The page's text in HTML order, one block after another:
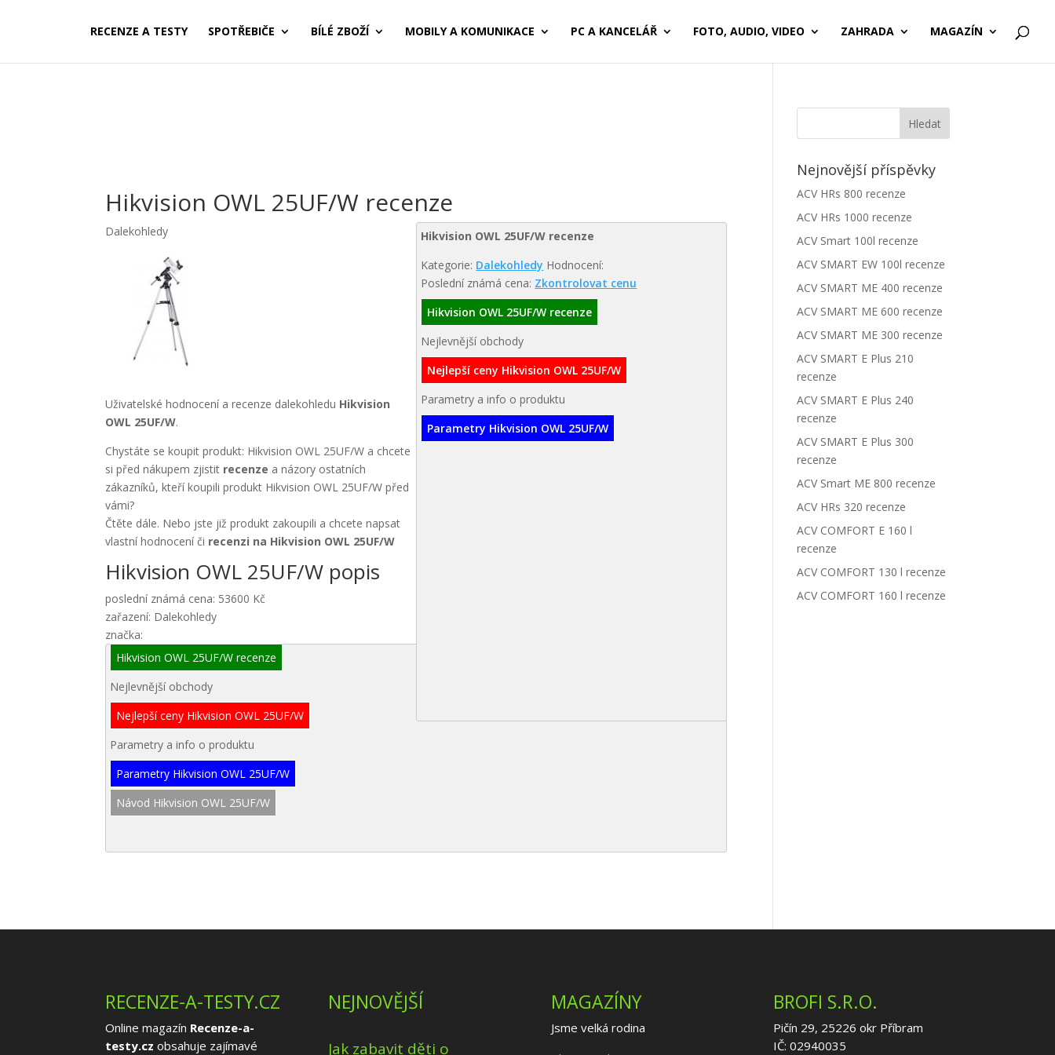
RECENZE A TESTY SPOTŘEBIČE BÍLÉ ZBOŽÍ MOBILY A KOMUNIKACE PC A KANCELÁŘ FOTO, AUDIO, VIDEO ZAHRADA MAGAZÍN
Hikvision OWL 25UF/W recenze
Hikvision OWL 25UF/W recenze
Kategorie: Dalekohledy Hodnocení:
Poslední známá cena: Zkontrolovat cenu
Hikvision OWL 25UF/W recenze
Nejlevnější obchody
Nejlepší ceny Hikvision OWL 25UF/W
Parametry a info o produktu
Parametry Hikvision OWL 25UF/W
Dalekohledy
Uživatelské hodnocení a recenze dalekohledu Hikvision
OWL 25UF/W.
Chystáte se koupit produkt: Hikvision OWL 25UF/W a chcete
si před nákupem zjistit recenze a názory ostatních
zákazníků, kteří koupili produkt Hikvision OWL 25UF/W před
vámi?
Čtěte dále. Nebo jste již produkt zakoupili a chcete napsat
vlastní hodnocení či recenzi na Hikvision OWL 25UF/W
Hikvision OWL 25UF/W popis
poslední známá cena: 53600 Kč
zařazení: Dalekohledy
značka:
Hikvision OWL 25UF/W recenze
Nejlevnější obchody
Nejlepší ceny Hikvision OWL 25UF/W
Parametry a info o produktu
Parametry Hikvision OWL 25UF/W
Návod Hikvision OWL 25UF/W
Nejnovější příspěvky
ACV HRs 800 recenze
ACV HRs 1000 recenze
ACV Smart 100l recenze
ACV SMART EW 100l recenze
ACV SMART ME 400 recenze
ACV SMART ME 600 recenze
ACV SMART ME 300 recenze
ACV SMART E Plus 210
recenze
ACV SMART E Plus 240
recenze
ACV SMART E Plus 300
recenze
ACV Smart ME 800 recenze
ACV HRs 320 recenze
ACV COMFORT E 160 l
recenze
ACV COMFORT 130 l recenze
ACV COMFORT 160 l recenze
RECENZE-A-TESTY.CZ
Online magazín Recenze-a-
testy.cz obsahuje zajímavé
NEJNOVĚJŠÍ
Jak zabavit děti o
MAGAZÍNY
Jsme velká rodina
BROFI S.R.O.
Pičín 29, 25226 okr Příbram
IČ: 02940035